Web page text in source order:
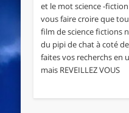
et le mot science -
vous faire croire que
film de science fictions
du pipi de chat à coté
faites vos recherchs en
mais REVEILLEZ VOUS